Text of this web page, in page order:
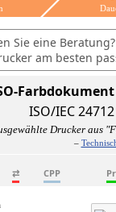
Sie eine
am besten
Farbdokument
ISO/IEC 24712
Drucker aus
–
⇄ CPP